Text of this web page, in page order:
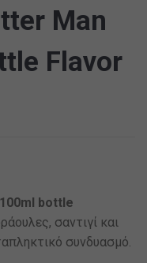
Man
Flavor
bottle
σαντιγί και
συνδυασμό.